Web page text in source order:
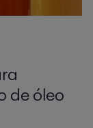
deóleo